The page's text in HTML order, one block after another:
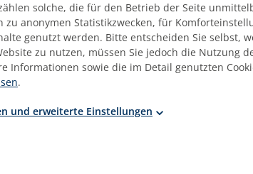
des AGG und des Datenschutzrechts im
und Wohnungswirtschaft
versus Diskriminierung –
3 AGG und Ausnahmen nach § 20 –
Fallstricke und aktuelle Rechtsprechung
solche, die für den Betrieb der Seite
zu anonymen Statistikzwecken, für
genutzt werden. Bitte entscheiden Sie selbst,
zu nutzen, müssen Sie jedoch die Nutzung
Informationen sowie die im Detail genutzten
.
und erweiterte Einstellungen